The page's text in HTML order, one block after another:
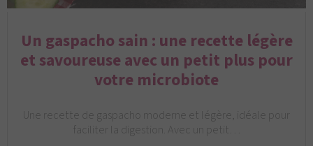
Un gaspacho sain : une recette légère
et savoureuse avec un petit plus pour
votre microbiote
Une recette de gaspacho moderne et légère, idéale pour
faciliter la digestion. Avec un petit…